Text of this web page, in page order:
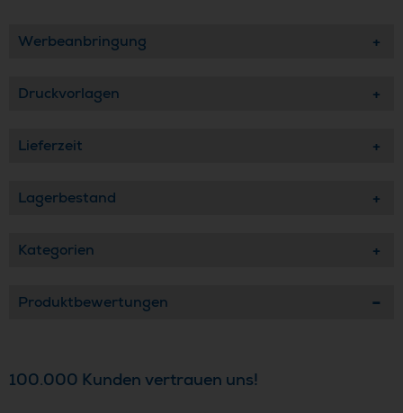
Werbeanbringung
Druckvorlagen
Lieferzeit
Lagerbestand
Kategorien
Produktbewertungen
100.000 Kunden vertrauen uns!